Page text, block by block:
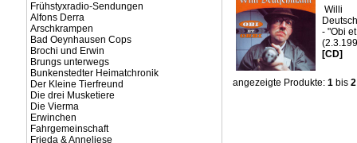
Frühstyxradio-Sendungen
Alfons Derra
Arschkrampen
Bad Oeynhausen Cops
Brochi und Erwin
Brungs unterwegs
Bunkenstedter Heimatchronik
Der Kleine Tierfreund
Die drei Musketiere
Die Vierma
Erwinchen
Fahrgemeinschaft
Frieda & Anneliese
Willi
- "Obi
[CD]
angezeigte Produkte: 1bis 2